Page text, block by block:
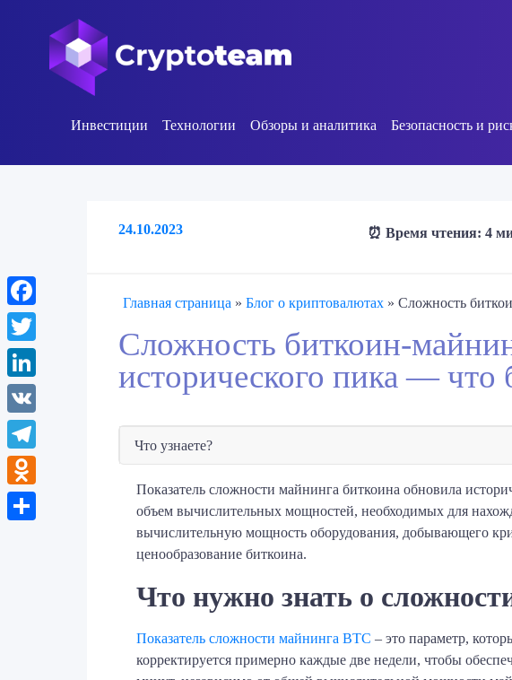
Инвестиции Технологии Обзоры и аналитика Безопасность и
24.10.2023 ⏰ Время чтения: 4
Главная страница » Блог о криптовалютах » Сложность
Сложность биткоин-
исторического пика — что
Что узнаете?
Показатель сложности майнинга биткоина обновила
объем вычислительных мощностей, необходимых для
вычислительную мощность оборудования, добывающего
ценообразование биткоина.
Что нужно знать о
Показатель сложности майнинга BTC – это параметр,
корректируется примерно каждые две недели, чтобы
Facebook
Twitter
LinkedIn
VK
Telegram
Odnoklassniki